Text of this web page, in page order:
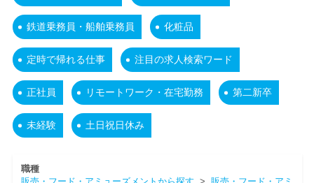
鉄道乗務員・船舶乗務員 化粧品
定時で帰れる仕事 注目の求人検索ワード
正社員 リモートワーク・在宅勤務 第二新卒
未経験 土日祝日休み
職種